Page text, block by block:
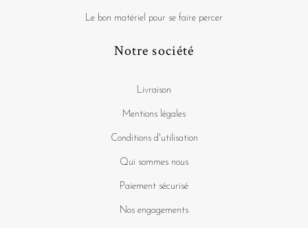
Le bon matériel pour se faire percer
Notre société
Livraison
Mentions légales
Conditions d'utilisation
Qui sommes nous
Paiement sécurisé
Nos engagements